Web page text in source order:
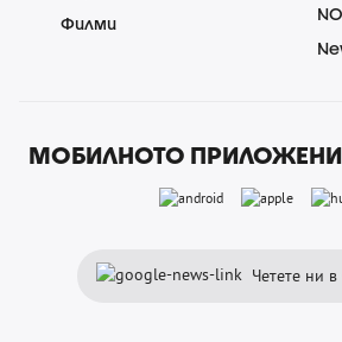
Филми
МОБИЛНОТО ПРИЛОЖЕНИЕ
Четете ни